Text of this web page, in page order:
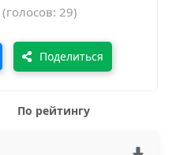
(голосов: 29)
Поделиться
По рейтингу